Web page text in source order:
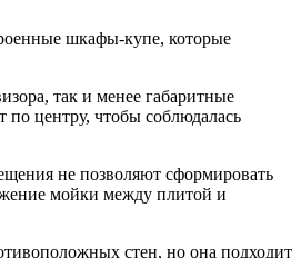
шкафы-купе, которые
так и менее габаритные
центру, чтобы соблюдалась
не позволяют сформировать
мойки между плитой и
стен, но она подходит